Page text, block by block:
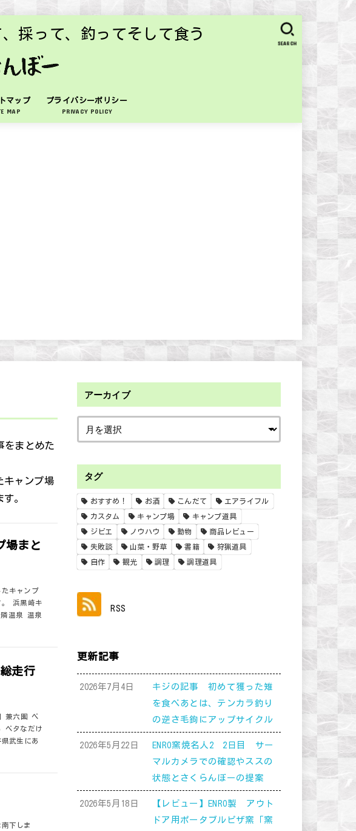
採って、釣ってそして食う
マップ
MAP
プライバシーポリシー
PRIVACY POLICY
SEARCH
をまとめた
キャンプ場
。
場まと
キャンプ
。 浜黒崎キ
温泉 温泉
走行
兼六園 ベ
ベタなだけ
武生にあ
下しま
アーカイブ
タグ
おすすめ！ お酒 こんだて エアライフル
カスタム キャンプ場 キャンプ道具
ジビエ ノウハウ 動物 商品レビュー
失敗談 山菜・野草 書籍 狩猟道具
自作 観光 調理 調理道具
RSS
更新記事
2026年7月4日
キジの記事 初めて獲った雉
を食べあとは、テンカラ釣り
の逆さ毛鉤にアップサイクル
2026年5月22日
ENRO窯焼名人2 2日目 サー
マルカメラでの確認やススの
状態とさくらんぼーの提案
2026年5月18日
【レビュー】ENRO製 アウト
ドア用ポータブルピザ窯「窯